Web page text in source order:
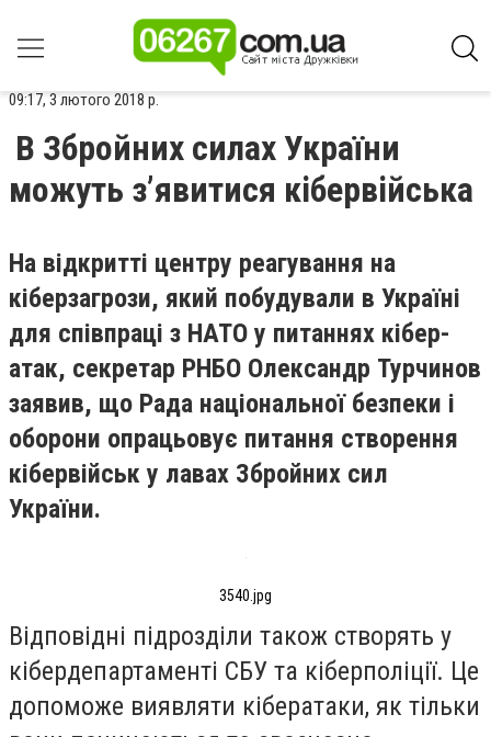
09:17, 3 лютого 2018 р.
В Збройних силах України
можуть зʼявитися кібервійська
На відкритті центру реагування на
кіберзагрози, який побудували в Україні
для співпраці з НАТО у питаннях кібер-
атак, секретар РНБО Олександр Турчинов
заявив, що Рада національної безпеки і
оборони опрацьовує питання створення
кібервійськ у лавах Збройних сил
України.
3540.jpg
Відповідні підрозділи також створять у
кібердепартаменті СБУ та кіберполіції. Це
допоможе виявляти кібератаки, як тільки